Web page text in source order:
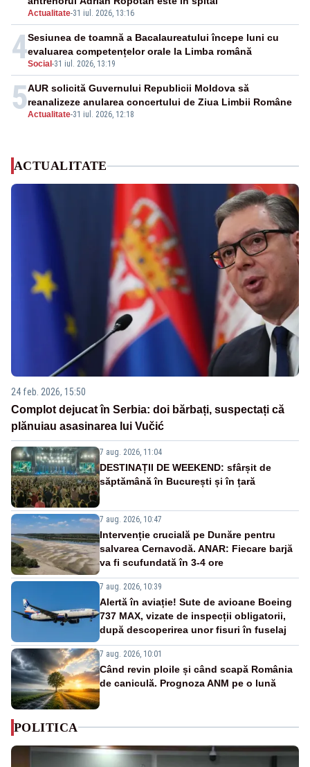
Actualitate-31 iul. 2026, 13:16
4Social -31 iul. 2026, 13:19
Sesiunea de toamnă a Bacalaureatului începe luni cu
evaluarea competențelor orale la Limba română
5Actualitate-31 iul. 2026, 12:18
AUR solicită Guvernului Republicii Moldova să
reanalizeze anularea concertului de Ziua Limbii Române
ACTUALITATE
24 feb. 2026, 15:50
Complot dejucat în Serbia: doi bărbați, suspectați că
plănuiau asasinarea lui Vučić
7 aug. 2026, 11:04
DESTINAȚII DE WEEKEND: sfârșit de
săptămână în București și în țară
7 aug. 2026, 10:47
Intervenție crucială pe Dunăre pentru
salvarea Cernavodă. ANAR: Fiecare barjă
va fi scufundată în 3-4 ore
7 aug. 2026, 10:39
Alertă în aviație! Sute de avioane Boeing
737 MAX, vizate de inspecții obligatorii,
după descoperirea unor fisuri în fuselaj
7 aug. 2026, 10:01
Când revin ploile și când scapă România
de caniculă. Prognoza ANM pe o lună
POLITICA